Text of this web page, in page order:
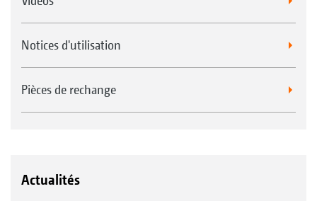
Notices d'utilisation
Pièces de rechange
Actualités